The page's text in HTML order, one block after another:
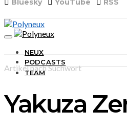
Bluesky YouTube RSS
NEUX
PODCASTS
TEAM
Artikel nach Suchwort
Yakuza